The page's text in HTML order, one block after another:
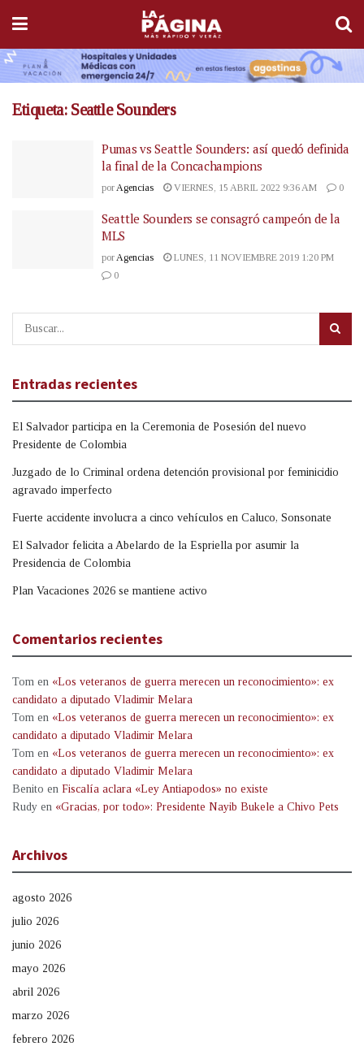
Etiqueta: Seattle Sounders
Pumas vs Seattle Sounders: así quedó definida
la final de la Concachampions
por Agencias VIERNES, 15 ABRIL 2022 9:36 AM 0
Seattle Sounders se consagró campeón de la
MLS
porAgencias
LUNES, 11 NOVIEMBRE 2019 1:20 PM
0
Entradas recientes
El Salvador participa en la Ceremonia de Posesión del nuevo
Presidente de Colombia
Juzgado de lo Criminal ordena detención provisional por feminicidio
agravado imperfecto
Fuerte accidente involucra a cinco vehículos en Caluco, Sonsonate
El Salvador felicita a Abelardo de la Espriella por asumir la
Presidencia de Colombia
Plan Vacaciones 2026 se mantiene activo
Comentarios recientes
Tom en «Los veteranos de guerra merecen un reconocimiento»: ex
candidato a diputado Vladimir Melara
Tom en «Los veteranos de guerra merecen un reconocimiento»: ex
candidato a diputado Vladimir Melara
Tom en «Los veteranos de guerra merecen un reconocimiento»: ex
candidato a diputado Vladimir Melara
Benito en Fiscalía aclara «Ley Antiapodos» no existe
Rudy en «Gracias, por todo»: Presidente Nayib Bukele a Chivo Pets
Archivos
agosto 2026
julio 2026
junio 2026
mayo 2026
abril 2026
marzo 2026
febrero 2026